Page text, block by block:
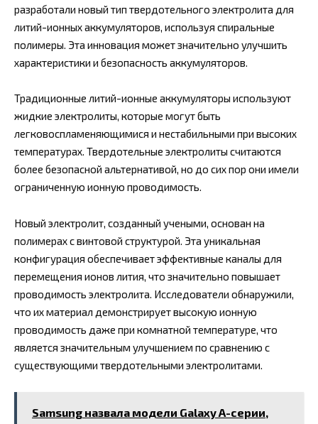
разработали новый тип твердотельного электролита для
литий-ионных аккумуляторов, используя спиральные
полимеры. Эта инновация может значительно улучшить
характеристики и безопасность аккумуляторов.
Традиционные литий-ионные аккумуляторы используют
жидкие электролиты, которые могут быть
легковоспламеняющимися и нестабильными при высоких
температурах. Твердотельные электролиты считаются
более безопасной альтернативой, но до сих пор они имели
ограниченную ионную проводимость.
Новый электролит, созданный учеными, основан на
полимерах с винтовой структурой. Эта уникальная
конфигурация обеспечивает эффективные каналы для
перемещения ионов лития, что значительно повышает
проводимость электролита. Исследователи обнаружили,
что их материал демонстрирует высокую ионную
проводимость даже при комнатной температуре, что
является значительным улучшением по сравнению с
существующими твердотельными электролитами.
Samsung назвала модели Galaxy A-серии,